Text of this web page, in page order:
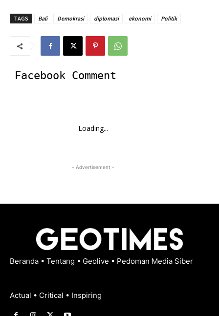
TAGS Bali Demokrasi diplomasi ekonomi Politik
Facebook Comment
Loading...
- Advertisement -
Beranda • Tentang • Geolive • Pedoman Media Siber
Actual • Critical • Inspiring